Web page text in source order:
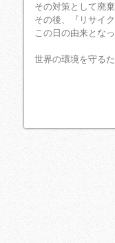
その対策として廃
その後、『リサイ
この日の由来と
世界の環境を守る
-SBY